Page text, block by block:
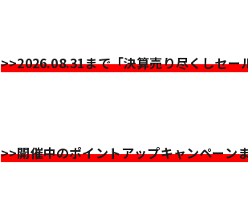
>>2026.08.31まで「決算売り尽くしセー
>>開催中のポイントアップキャンペーン